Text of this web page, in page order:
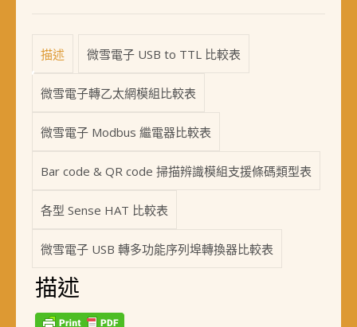
描述 微雪電子 USB to TTL 比較表
微雪電子轉乙太網模組比較表
微雪電子 Modbus 繼電器比較表
Bar code & QR code 掃描辨識模組支援條碼類型表
各型 Sense HAT 比較表
微雪電子 USB 轉多功能序列埠轉換器比較表
描述